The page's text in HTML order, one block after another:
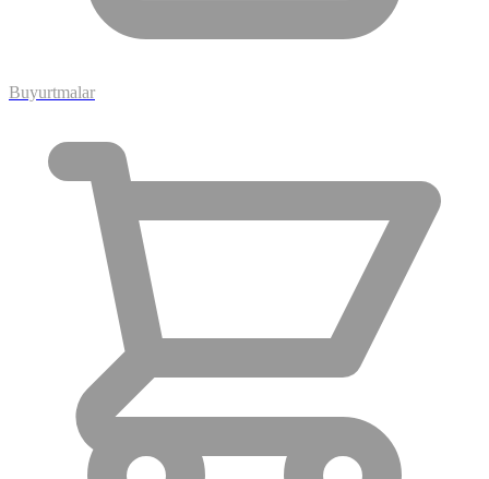
Buyurtmalar